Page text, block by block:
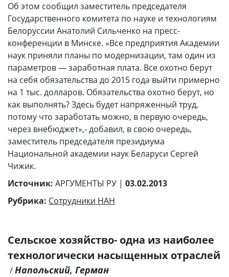
Об этом сообщил заместитель председателя
Государственного комитета по науке и технологиям
Белоруссии Анатолий Сильченко на пресс-
конференции в Минске. «Все предприятия Академии
наук приняли планы по модернизации, там один из
параметров — заработная плата. Все охотно берут
на себя обязательства до 2015 года выйти примерно
на 1 тыс. долларов. Обязательства охотно берут, но
как выполнять? Здесь будет напряженный труд,
потому что заработать можно, в первую очередь,
через внебюджет»,- добавил, в свою очередь,
заместитель председателя президиума
Национальной академии наук Беларуси Сергей
Чижик.
Источник: АРГУМЕНТЫ РУ | 03.02.2013
Рубрика: Сотрудники НАН
Сельское хозяйство- одна из наиболее
технологически насыщенных отраслей
/Напольский, Герман